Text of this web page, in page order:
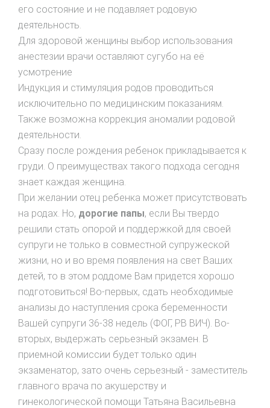
его состояние и не подавляет родовую
деятельность.
Для здоровой женщины выбор использования
анестезии врачи оставляют сугубо на её
усмотрение
Индукция и стимуляция родов проводиться
исключительно по медицинским показаниям.
Также возможна коррекция аномалии родовой
деятельности.
Сразу после рождения ребенок прикладывается к
груди. О преимуществах такого подхода сегодня
знает каждая женщина.
При желании отец ребенка может присутствовать
на родах. Но, дорогие папы, если Вы твердо
решили стать опорой и поддержкой для своей
супруги не только в совместной супружеской
жизни, но и во время появления на свет Ваших
детей, то в этом роддоме Вам придется хорошо
подготовиться! Во-первых, сдать необходимые
анализы до наступления срока беременности
Вашей супруги 36-38 недель (ФОГ, РВ ВИЧ). Во-
вторых, выдержать серьезный экзамен. В
приемной комиссии будет только один
экзаменатор, зато очень серьезный - заместитель
главного врача по акушерству и
гинекологической помощи Татьяна Васильевна